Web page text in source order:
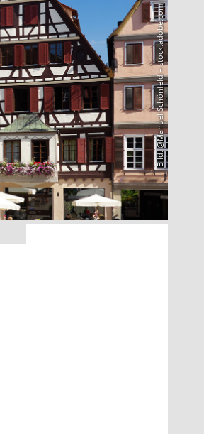
Bild: @Manuel Schönfeld – stock.adobe.com